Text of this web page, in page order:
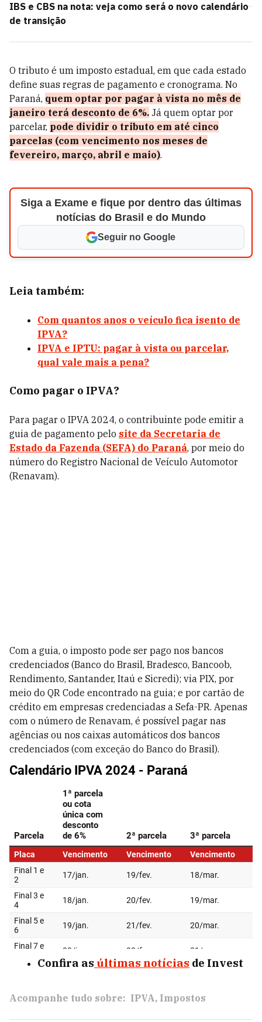
IBS e CBS na nota: veja como será o novo calendário
de transição
O tributo é um imposto estadual, em que cada estado
define suas regras de pagamento e cronograma. No
Paraná, quem optar por pagar à vista no mês de
janeiro terá desconto de 6%. Já quem optar por
parcelar, pode dividir o tributo em até cinco
parcelas (com vencimento nos meses de
fevereiro, março, abril e maio).
Siga a Exame e fique por dentro das últimas
notícias do Brasil e do Mundo
Seguir no Google
Leia também:
Com quantos anos o veículo fica isento de
IPVA?
IPVA e IPTU: pagar à vista ou parcelar,
qual vale mais a pena?
Como pagar o IPVA?
Para pagar o IPVA 2024, o contribuinte pode emitir a
guia de pagamento pelo site da Secretaria de
Estado da Fazenda (SEFA) do Paraná, por meio do
número do Registro Nacional de Veículo Automotor
(Renavam).
Com a guia, o imposto pode ser pago nos bancos
credenciados (Banco do Brasil, Bradesco, Bancoob,
Rendimento, Santander, Itaú e Sicredi); via PIX, por
meio do QR Code encontrado na guia; e por cartão de
crédito em empresas credenciadas a Sefa-PR. Apenas
com o número de Renavam, é possível pagar nas
agências ou nos caixas automáticos dos bancos
credenciados (com exceção do Banco do Brasil).
Confira as últimas notícias de Invest
Acompanhe tudo sobre: IPVA Impostos